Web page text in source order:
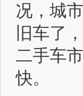
况，城
旧车了
二手车
快。